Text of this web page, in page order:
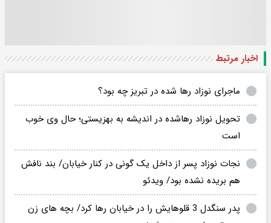
اخبار مرتبط
ماجرای نوزاد رها شده در تبریز چه بود؟
تحویل نوزاد رهاشده در اندیشه به بهزیستی؛ حال وی خوب
است
نجات نوزاد پسر از داخل یک گونی در کنار خیابان/ بند نافش
هم بریده نشده بود/ ویدئو
پدر سنگدل 3 قلوهایش را در خیابان رها کرد/ بچه های زن